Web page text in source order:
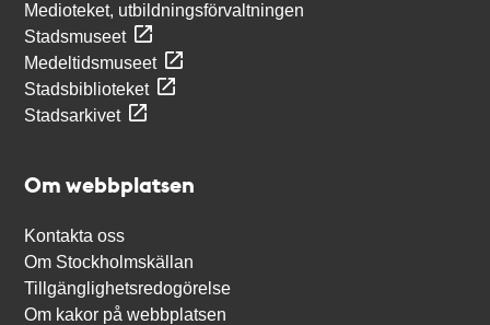
Medioteket, utbildningsförvaltningen
Stadsmuseet
Medeltidsmuseet
Stadsbiblioteket
Stadsarkivet
Om webbplatsen
Kontakta oss
Om Stockholmskällan
Tillgänglighetsredogörelse
Om kakor på webbplatsen